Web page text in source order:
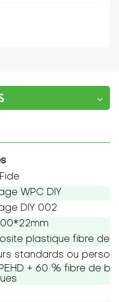
WPC DIY
DIY 002
plastique fibre de
standards ou
+ 60 % fibre de